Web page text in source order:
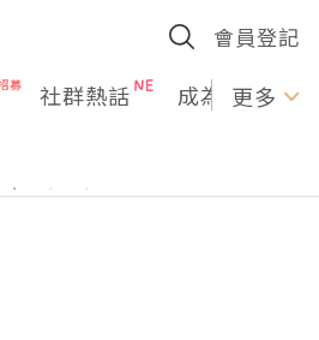
會員登記
社群熱話 成為U更多